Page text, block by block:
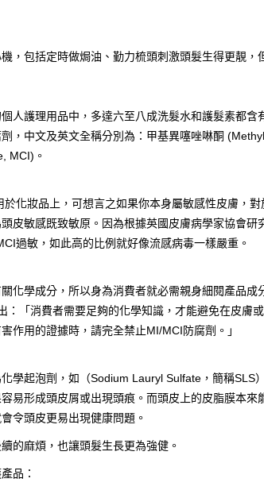
，包括定時做焗油、勤力梳頭刺激頭髮生得更靚，
人護理用品中，多達六至八成洗髮水和護髮素都含
，中文及英文全稱分別為：甲基異噻唑啉酮
MCI)。
化妝品上，可想言之如果你本身屬敏感性皮膚，
皮敏感既致敏原。因為根據英國皮膚病學家協會研
過敏，如此高的比例就好像流感病毒一樣嚴重。
化學成分，所以身為消費者就必需親身細閱產品成
「消費者需要足夠的化學知識，才能避免在皮膚
作用的證據時，請完全禁止MI/MCI防腐劑。」
學起泡劑，如（Sodium Lauryl Sulfate，簡稱SLS
易形成頭皮屑或出現頭痕。而頭皮上的皮脂膜本來
令頭皮更易出現健康問題。
的麻煩，也讓頭髮生長更為強健。
品：